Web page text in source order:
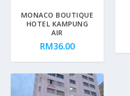
MONACO BOUTIQUE
HOTEL KAMPUNG
AIR
RM36.00